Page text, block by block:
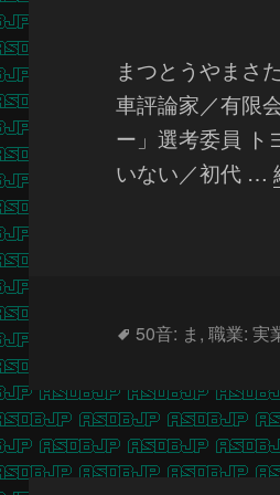
まつとうやまさ
車評論家／有限
ー」選考委員 ト
いない／初代 …
タ
50音: ま ,職業: 実